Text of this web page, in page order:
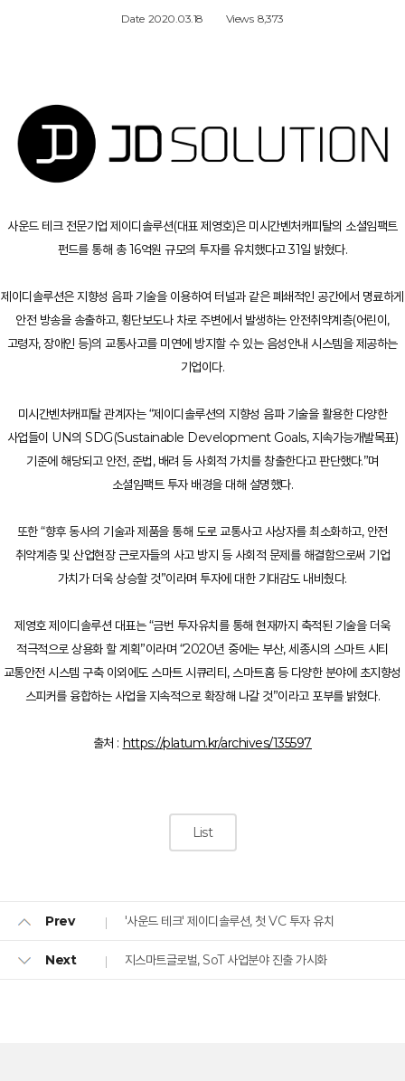
Date 2020.03.18 Views 8,373
사운드 테크 전문기업 제이디솔루션(대표 제영호)은 미시간벤처캐피탈의 소셜임팩트
펀드를 통해 총 16억원 규모의 투자를 유치했다고 31일 밝혔다.
제이디솔루션은 지향성 음파 기술을 이용하여 터널과 같은 폐쇄적인 공간에서 명료하게
안전 방송을 송출하고, 횡단보도나 차로 주변에서 발생하는 안전취약계층(어린이,
고령자, 장애인 등)의 교통사고를 미연에 방지할 수 있는 음성안내 시스템을 제공하는
기업이다.
미시간벤처캐피탈 관계자는 “제이디솔루션의 지향성 음파 기술을 활용한 다양한
사업들이 UN의 SDG(Sustainable Development Goals, 지속가능개발목표)
기준에 해당되고 안전, 준법, 배려 등 사회적 가치를 창출한다고 판단했다.”며
소셜임팩트 투자 배경을 대해 설명했다.
또한 “향후 동사의 기술과 제품을 통해 도로 교통사고 사상자를 최소화하고, 안전
취약계층 및 산업현장 근로자들의 사고 방지 등 사회적 문제를 해결함으로써 기업
가치가 더욱 상승할 것”이라며 투자에 대한 기대감도 내비췄다.
제영호 제이디솔루션 대표는 “금번 투자유치를 통해 현재까지 축적된 기술을 더욱
적극적으로 상용화 할 계획”이라며 “2020년 중에는 부산, 세종시의 스마트 시티
교통안전 시스템 구축 이외에도 스마트 시큐리티, 스마트홈 등 다양한 분야에 초지향성
스피커를 융합하는 사업을 지속적으로 확장해 나갈 것”이라고 포부를 밝혔다.
출처 : https://platum.kr/archives/135597
List
Prev '사운드 테크' 제이디솔루션, 첫 VC 투자 유치
지스마트글로벌, SoT 사업분야 진출 가시화
Next